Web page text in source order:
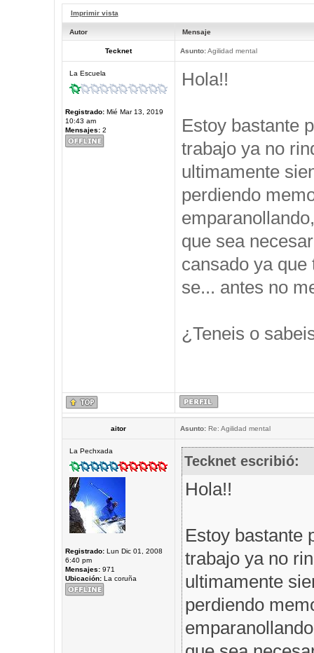
Imprimir vista
Autor Mensaje
Tecknet Asunto:Agilidad mental
La Escuela
Registrado:Mié Mar 13, 2019
10:43 am
Mensajes:2
Hola!!
Estoy bastante
trabajo ya no
ultimamente
perdiendo
que sea
cansado ya
se... antes no
¿Teneis o
aitor Asunto:Re: Agilidad mental
La Pechxada
Registrado:Lun Dic 01, 2008
6:40 pm
Mensajes:971
Ubicación:La coruña
Tecknet escribió:
Hola!!
Estoy bastante
trabajo ya no
ultimamente
perdiendo